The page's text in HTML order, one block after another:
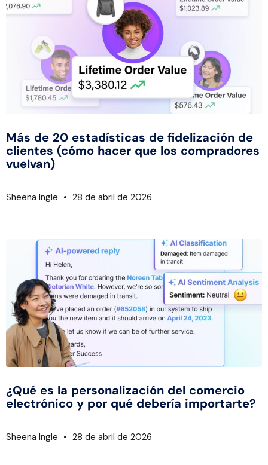
Más de 20 estadísticas de fidelización de
clientes (cómo hacer que los compradores
vuelvan)
Sheena Ingle 28 de abril de 2026
¿Qué es la personalización del comercio
electrónico y por qué debería importarte?
Sheena Ingle 28 de abril de 2026